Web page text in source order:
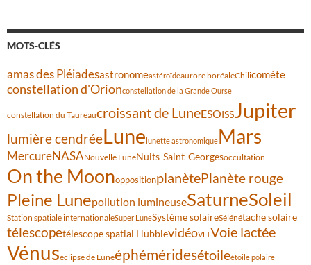
MOTS-CLÉS
amas des Pléiadesastronomeastéroïdeaurore boréaleChilicomète
constellation d'Orionconstellation de la Grande Ourse
constellation du Taureaucroissant de LuneESOISSJupiter
lumière cendréeLunelunette astronomiqueMars
MercureNASANouvelle LuneNuits-Saint-Georgesoccultation
On the MoonoppositionplanètePlanète rouge
Pleine Lunepollution lumineuseSaturneSoleil
Station spatiale internationaleSuper LuneSystème solaireSélénétache solaire
télescopetélescope spatial HubblevidéoVLTVoie lactée
Vénuséclipse de Luneéphéméridesétoileétoile polaire